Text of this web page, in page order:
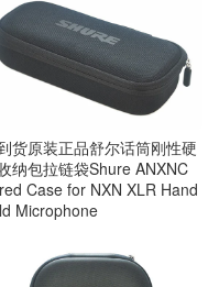
货原装正品舒尔话筒刚性硬
纳包拉链袋Shure ANXNC
Case for NXN XLR Hand
Microphone